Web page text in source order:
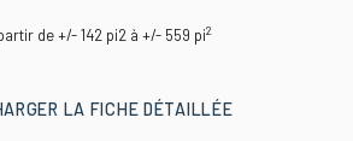
de +/- 142 pi2 à +/- 559 pi2
LA FICHE DÉTAILLÉE